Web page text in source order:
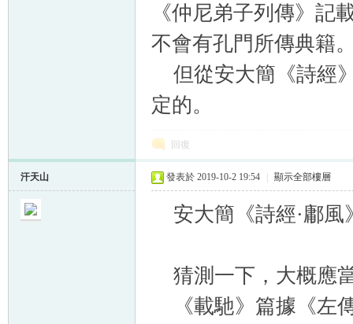
《仲尼弟子列傳》記
不會有孔門所傳典籍
但從安大簡《詩經
定的。
回復
汗天山 發表於 2019-10-2 19:54 顯示全部樓層
安大簡《詩經·鄘風
猜測一下，大概應
《載馳》篇據《左